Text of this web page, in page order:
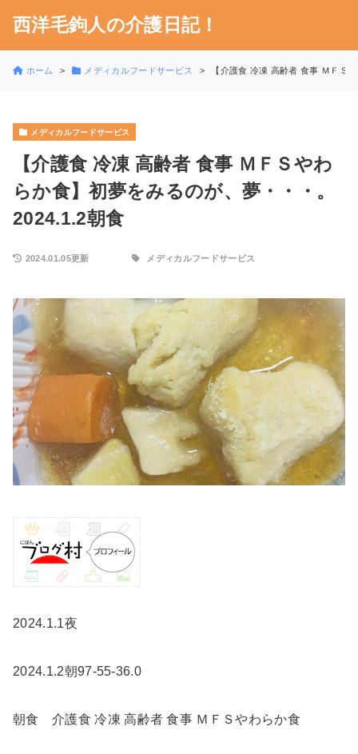
西洋毛鉤人の介護日記！
ホーム メディカルフードサービス 【介護食 冷凍 高齢者 食事 ＭＦＳ
メディカルフードサービス
【介護食 冷凍 高齢者 食事 ＭＦＳやわ
らか食】初夢をみるのが、夢・・・。
2024.1.2朝食
2024.01.05更新 メディカルフードサービス
2024.1.1夜
2024.1.2朝97-55-36.0
朝食 介護食 冷凍 高齢者 食事 ＭＦＳやわらか食